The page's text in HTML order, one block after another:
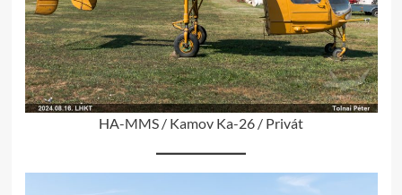
HA-MMS / Kamov Ka-26 / Privát